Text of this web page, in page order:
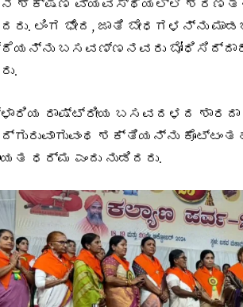
ಶಿಕ್ಷಣ ವ್ಯವಸ್ಥೆಯಲ್ಲಿ
ಲಿಂಗ ಭೇದ, ಜಾತಿ ಬೇಧಗಳನ್ನು
ಬಸವಣ್ಣನವರು
ರಾಷ್ಟ್ರೀಯ ಬಸವದಳದ ಶಾರದಾ
ಶಕ್ತಿಯನ್ನು
ಧರ್ಮ ಎಂದು ನುಡಿದರು.